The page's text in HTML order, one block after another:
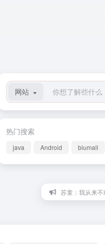
网站
热门搜索
java Android biumall
苏童：我从来